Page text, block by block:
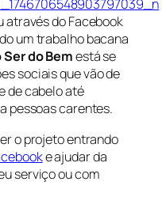
através do Facebook
um trabalho bacana
do Bemestá se
sociais que vão de
de cabelo até
pessoas carentes.
o projeto entrando
e ajudar da
serviço ou com